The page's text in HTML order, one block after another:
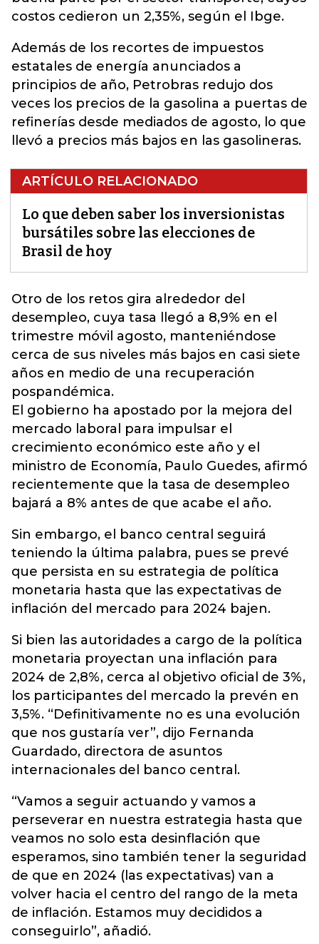
costos cedieron un 2,35%, según el Ibge.
Además de los recortes de impuestos
estatales de energía anunciados a
principios de año, Petrobras redujo dos
veces los precios de la gasolina a puertas de
refinerías desde mediados de agosto, lo que
llevó a precios más bajos en las gasolineras.
ARTÍCULO RELACIONADO
Lo que deben saber los inversionistas
bursátiles sobre las elecciones de
Brasil de hoy
Otro de los retos gira alrededor del
desempleo, cuya tasa llegó a 8,9% en el
trimestre móvil agosto, manteniéndose
cerca de sus niveles más bajos en casi siete
años en medio de una recuperación
pospandémica.
El gobierno ha apostado por la mejora del
mercado laboral para impulsar el
crecimiento económico este año y el
ministro de Economía, Paulo Guedes, afirmó
recientemente que la tasa de desempleo
bajará a 8% antes de que acabe el año.
Sin embargo, el banco central seguirá
teniendo la última palabra, pues se prevé
que persista en su estrategia de política
monetaria hasta que las expectativas de
inflación del mercado para 2024 bajen.
Si bien las autoridades a cargo de la política
monetaria proyectan una inflación para
2024 de 2,8%, cerca al objetivo oficial de 3%,
los participantes del mercado la prevén en
3,5%. “Definitivamente no es una evolución
que nos gustaría ver”, dijo Fernanda
Guardado, directora de asuntos
internacionales del banco central.
“Vamos a seguir actuando y vamos a
perseverar en nuestra estrategia hasta que
veamos no solo esta desinflación que
esperamos, sino también tener la seguridad
de que en 2024 (las expectativas) van a
volver hacia el centro del rango de la meta
de inflación. Estamos muy decididos a
conseguirlo”, añadió.